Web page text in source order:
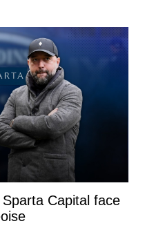
Capital face